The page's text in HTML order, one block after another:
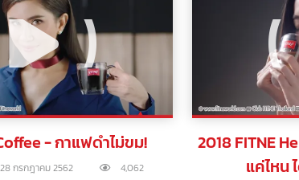
- กาแฟดำไม่ขม!
28 กรกฎาคม 2562 4,062
2018 FITNE
แค่ไหน